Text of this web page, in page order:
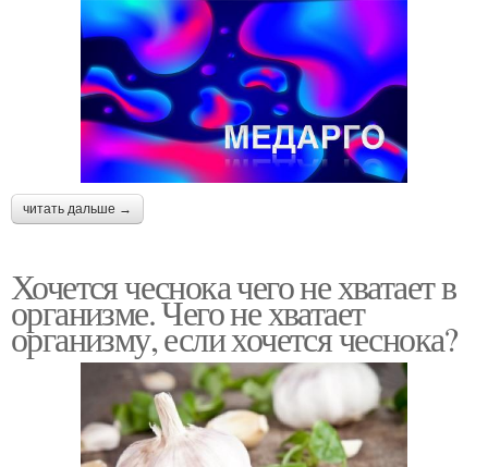
читать дальше →
Хочется чеснока чего не хватает в
организме. Чего не хватает
организму, если хочется чеснока?